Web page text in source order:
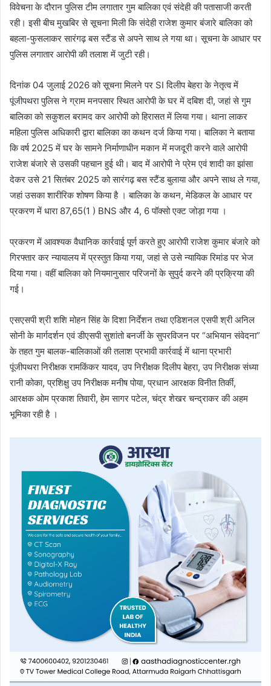
विवेचना के दौरान पुलिस टीम लगातार गुम बालिका एवं संदेही की पतासाजी करती
रही। इसी बीच मुखबिर से सूचना मिली कि संदेही राजेश कुमार बंजारे बालिका को
बहला-फुसलाकर सारंगढ़ बस स्टैंड से अपने साथ ले गया था। सूचना के आधार पर
पुलिस लगातार आरोपी की तलाश में जुटी रही।
दिनांक 04 जुलाई 2026 को सूचना मिलने पर SI दिलीप बेहरा के नेतृत्व में
पूंजीपथरा पुलिस ने ग्राम मनपसार स्थित आरोपी के घर में दबिश दी, जहां से गुम
बालिका को सकुशल बरामद कर आरोपी को हिरासत में लिया गया। थाना लाकर
महिला पुलिस अधिकारी द्वारा बालिका का कथन दर्ज किया गया। बालिका ने बताया
कि वर्ष 2025 में घर के सामने निर्माणाधीन मकान में मजदूरी करने वाले आरोपी
राजेश बंजारे से उसकी पहचान हुई थी। बाद में आरोपी ने प्रेम एवं शादी का झांसा
देकर उसे 21 सितंबर 2025 को सारंगढ़ बस स्टैंड बुलाया और अपने साथ ले गया,
जहां उसका शारीरिक शोषण किया है । बालिका के कथन, मेडिकल के आधार पर
प्रकरण में धारा 87,65(1 ) BNS और 4, 6 पॉक्सो एक्ट जोड़ा गया ।
प्रकरण में आवश्यक वैधानिक कार्रवाई पूर्ण करते हुए आरोपी राजेश कुमार बंजारे को
गिरफ्तार कर न्यायालय में प्रस्तुत किया गया, जहां से उसे न्यायिक रिमांड पर भेज
दिया गया। वहीं बालिका को नियमानुसार परिजनों के सुपुर्द करने की प्रक्रिया की
गई।
एसएसपी श्री शशि मोहन सिंह के दिशा निर्देशन तथा एडिशनल एसपी श्री अनिल
सोनी के मार्गदर्शन एवं डीएसपी सुशांतो बनर्जी के सुपरविजन पर “अभियान संवेदना”
के तहत गुम बालक-बालिकाओं की तलाश प्रभावी कार्रवाई में थाना प्रभारी
पूंजीपथरा निरीक्षक रामकिंकर यादव, उप निरीक्षक दिलीप बेहरा, उप निरीक्षक संध्या
रानी कोका, प्रशिक्षु उप निरीक्षक मनीष पोया, प्रधान आरक्षक विनीत तिर्की,
आरक्षक ओम प्रकाश तिवारी, हेम सागर पटेल, चंद्र शेखर चन्द्राकर की अहम
भूमिका रही है ।